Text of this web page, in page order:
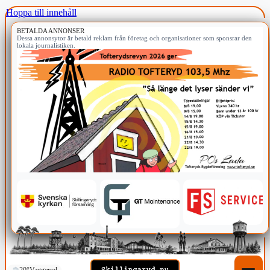
Hoppa till innehåll
BETALDA ANNONSER
Dessa annonsytor är betald reklam från företag och organisationer som sponsrar den
lokala journalistiken.